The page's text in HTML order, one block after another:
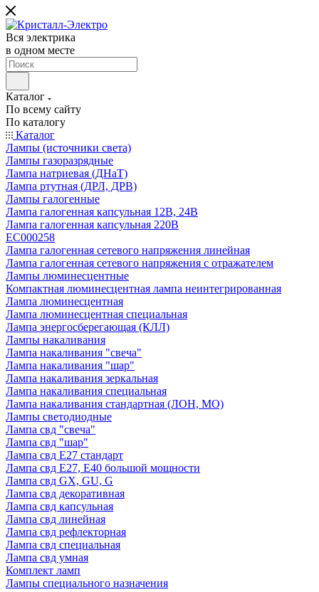
Вся электрика
в одном месте
Каталог
По всему сайту
По каталогу
Каталог
Лампы (источники света)
Лампы газоразрядные
Лампа натриевая (ДНаТ)
Лампа ртутная (ДРЛ, ДРВ)
Лампы галогенные
Лампа галогенная капсульная 12В, 24В
Лампа галогенная капсульная 220В
EC000258
Лампа галогенная сетевого напряжения линейная
Лампа галогенная сетевого напряжения с отражателем
Лампы люминесцентные
Компактная люминесцентная лампа неинтегрированная
Лампа люминесцентная
Лампа люминесцентная специальная
Лампа энергосберегающая (КЛЛ)
Лампы накаливания
Лампа накаливания "свеча"
Лампа накаливания "шар"
Лампа накаливания зеркальная
Лампа накаливания специальная
Лампа накаливания стандартная (ЛОН, МО)
Лампы светодиодные
Лампа свд "свеча"
Лампа свд "шар"
Лампа свд E27 стандарт
Лампа свд E27, Е40 большой мощности
Лампа свд GX, GU, G
Лампа свд декоративная
Лампа свд капсульная
Лампа свд линейная
Лампа свд рефлекторная
Лампа свд специальная
Лампа свд умная
Комплект ламп
Лампы специального назначения